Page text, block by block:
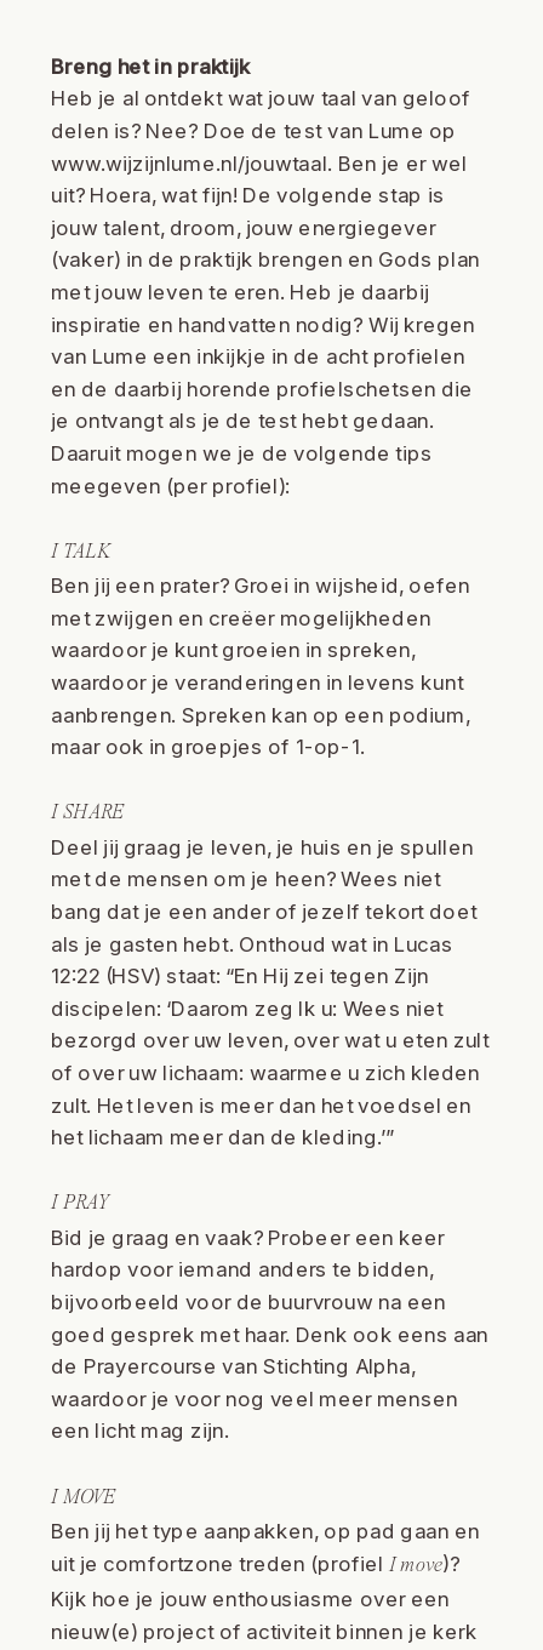
Breng het in praktijk
Heb je al ontdekt wat jouw taal van geloof
delen is? Nee? Doe de test van Lume op
www.wijzijnlume.nl/jouwtaal. Ben je er wel
uit? Hoera, wat fijn! De volgende stap is
jouw talent, droom, jouw energiegever
(vaker) in de praktijk brengen en Gods plan
met jouw leven te eren. Heb je daarbij
inspiratie en handvatten nodig? Wij kregen
van Lume een inkijkje in de acht profielen
en de daarbij horende profielschetsen die
je ontvangt als je de test hebt gedaan.
Daaruit mogen we je de volgende tips
meegeven (per profiel):
I TALK
Ben jij een prater? Groei in wijsheid, oefen
met zwijgen en creëer mogelijkheden
waardoor je kunt groeien in spreken,
waardoor je veranderingen in levens kunt
aanbrengen. Spreken kan op een podium,
maar ook in groepjes of 1-op-1.
I SHARE
Deel jij graag je leven, je huis en je spullen
met de mensen om je heen? Wees niet
bang dat je een ander of jezelf tekort doet
als je gasten hebt. Onthoud wat in Lucas
12:22 (HSV) staat: “En Hij zei tegen Zijn
discipelen: ‘Daarom zeg Ik u: Wees niet
bezorgd over uw leven, over wat u eten zult
of over uw lichaam: waarmee u zich kleden
zult. Het leven is meer dan het voedsel en
het lichaam meer dan de kleding.’”
I PRAY
Bid je graag en vaak? Probeer een keer
hardop voor iemand anders te bidden,
bijvoorbeeld voor de buurvrouw na een
goed gesprek met haar. Denk ook eens aan
de Prayercourse van Stichting Alpha,
waardoor je voor nog veel meer mensen
een licht mag zijn.
I MOVE
Ben jij het type aanpakken, op pad gaan en
uit je comfortzone treden (profiel I move)?
Kijk hoe je jouw enthousiasme over een
nieuw(e) project of activiteit binnen je kerk